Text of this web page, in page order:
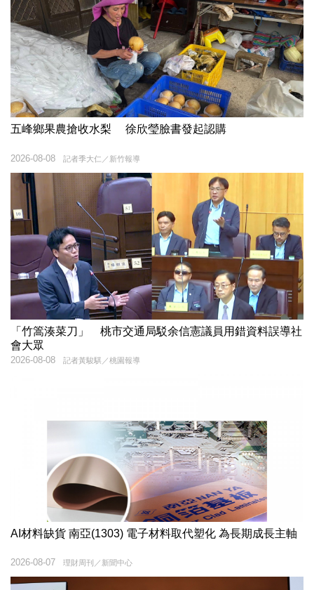
五峰鄉果農搶收水梨 徐欣瑩臉書發起認購
記者季大仁／新竹報導
2026-08-08
「竹篙湊菜刀」 桃市交通局駁余信憲議員用錯資料誤導社
會大眾
記者黃駿騏／桃園報導
2026-08-08
AI材料缺貨 南亞(1303) 電子材料取代塑化 為長期成長主軸
理財周刊／新聞中心
2026-08-07